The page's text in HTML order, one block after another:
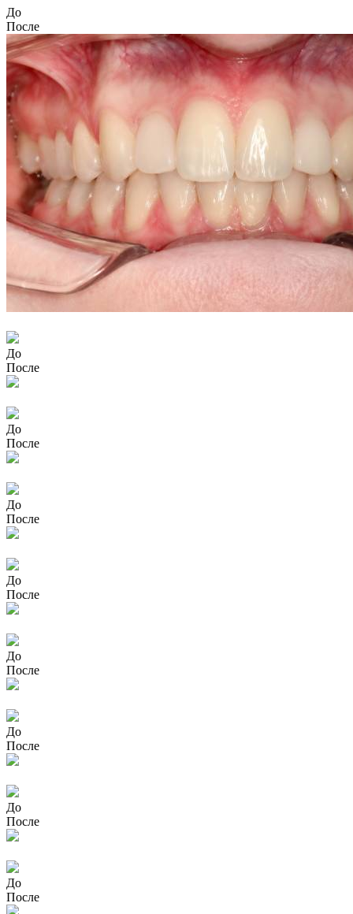
До
После
До
После
До
После
До
После
До
После
До
После
До
После
До
После
До
После